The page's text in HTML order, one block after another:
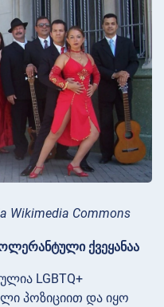
Wikimedia Commons
ქვეყანაა
LGBTQ+
პოზიციით და იყო